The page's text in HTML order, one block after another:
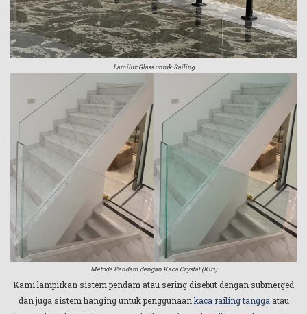
Lamilux Glass untuk Railing
Metode Pendam dengan Kaca Crystal (Kiri)
Kami lampirkan sistem pendam atau sering disebut dengan submerged
dan juga sistem hanging untuk penggunaankaca railing tanggaatau